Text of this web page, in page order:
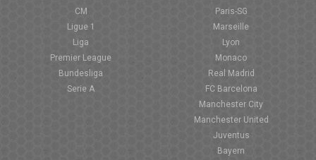
CM
Ligue 1
Liga
Premier League
Bundesliga
Serie A
Paris-SG
Marseille
Lyon
Monaco
Real Madrid
FC Barcelona
Manchester City
Manchester United
Juventus
Bayern